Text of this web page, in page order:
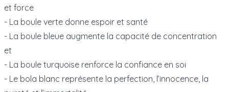
et force
- La boule verte donne espoir et santé
- La boule bleue augmente la capacité de concentration
et
- La boule turquoise renforce la confiance en soi
- Le bola blanc représente la perfection, l’innocence, la